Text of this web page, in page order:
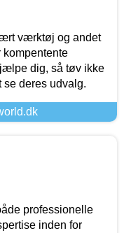
værktøj og andet
kompentente
dig, så tøv ikke
se deres udvalg.
professionelle
inden for